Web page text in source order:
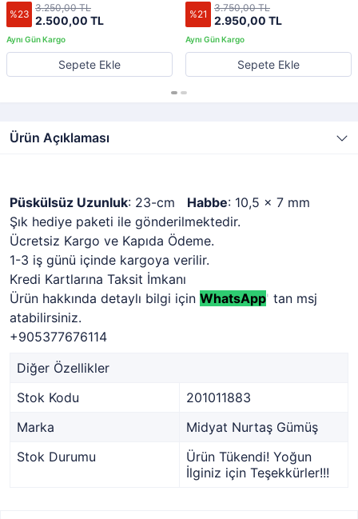
%23 2.500,00 TL
3.250,00 TL
Sepete Ekle
%21 2.950,00 TL
3.750,00 TL
Sepete Ekle
Ürün Açıklaması
Püskülsüz Uzunluk: 23-cm Habbe: 10,5 x 7 mm
Şık hediye paketi ile gönderilmektedir.
Ücretsiz Kargo ve Kapıda Ödeme.
1-3 iş günü içinde kargoya verilir.
Kredi Kartlarına Taksit İmkanı
Ürün hakkında detaylı bilgi için WhatsApp' tan msj
atabilirsiniz.
+905377676114
Diğer Özellikler
Stok Kodu
201011883
Marka
Midyat Nurtaş Gümüş
Stok Durumu
Ürün Tükendi! Yoğun
İlginiz için Teşekkürler!!!